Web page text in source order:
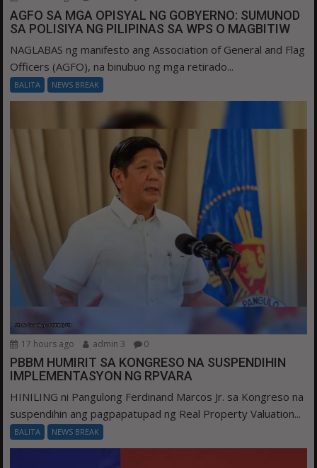
AGFO SA MGA OPISYAL NG GOBYERNO: SUMUNOD
SA POLISIYA NG PILIPINAS SA WPS O MAGBITIW
NAGLABAS ng manifesto ang Association of General and Flag
Officers (AGFO), na binubuo ng mga retirado...
BALITA NEWS BREAK
17 hours ago admin 3 0
PBBM HUMIRIT SA KONGRESO NA SUSPENDIHIN
IMPLEMENTASYON NG RPVARA
HINILING ni Pangulong Ferdinand Marcos Jr. sa Kongreso na
suspendihin ang pagpapatupad ng Real Property Valuation...
BALITA NEWS BREAK